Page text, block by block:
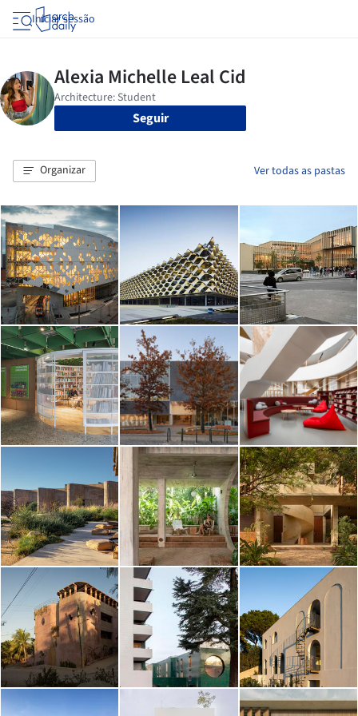
Iniciar sessão
Seguir
Organizar Ver todas as pastas